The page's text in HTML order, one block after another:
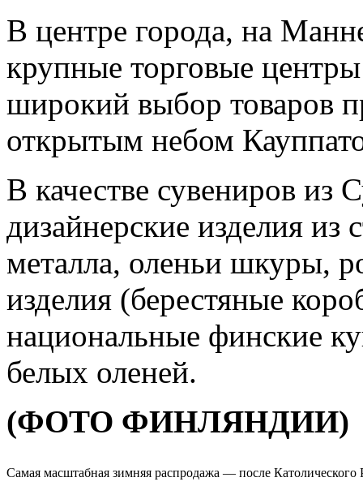
В центре города, на
крупные торговые
широкий выбор товаров
открытым небом
В качестве сувениров из
дизайнерские изделия из
металла, оленьи шкуры,
изделия (берестяные
национальные финские
белых оленей.
(ФОТО ФИНЛЯНДИИ)
Самая масштабная зимняя распродажа — после Католического